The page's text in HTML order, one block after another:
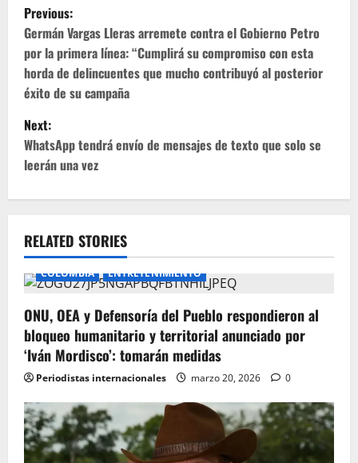
o
s
t
n
a
v
i
g
a
t
i
o
n
Previous:
Germán Vargas Lleras arremete contra el Gobierno Petro
por la primera línea: “Cumplirá su compromiso con esta
horda de delincuentes que mucho contribuyó al posterior
éxito de su campaña
Next:
WhatsApp tendrá envío de mensajes de texto que solo se
leerán una vez
RELATED STORIES
COLOMBIA ENTRETENIMIENTO
ONU, OEA y Defensoría del Pueblo respondieron al
bloqueo humanitario y territorial anunciado por
‘Iván Mordisco’: tomarán medidas
Periodistas internacionales marzo 20, 2026 0